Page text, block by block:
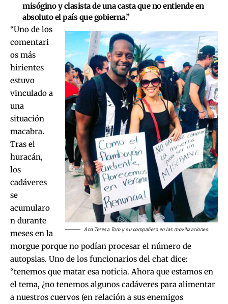
misógino y clasista de una casta que no entiende en
absoluto el país que gobierna.”
Ana Teresa Toro y su compañero en las movilizaciones.
“Uno de los
comentari
os más
hirientes
estuvo
vinculado a
una
situación
macabra.
Tras el
huracán,
los
cadáveres
se
acumularo
n durante
meses en la
morgue porque no podían procesar el número de
autopsias. Uno de los funcionarios del chat dice:
“tenemos que matar esa noticia. Ahora que estamos en
el tema, ¿no tenemos algunos cadáveres para alimentar
a nuestros cuervos (en relación a sus enemigos